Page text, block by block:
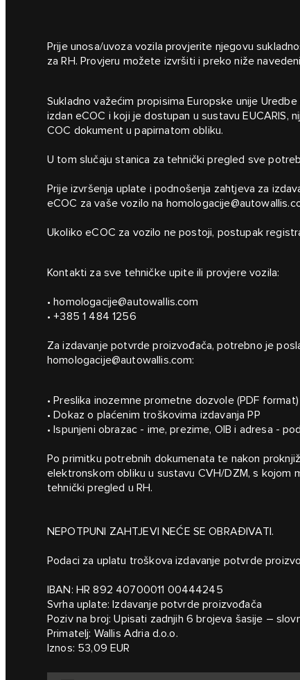
Prije unosa/uvoza vozila provjerite njegovu
za RH. Provjeru možete izvršiti i preko niže
Sukladno važećim propisima Europske unije
izdan eCOC i koji je dostupan u sustavu
COC dokument u papirnatom obliku.
U tom slučaju stanica za tehnički pregled sve
Prije izvršenja uplate i podnošenja zahtjeva za
eCOC za vaše vozilo na
Ukoliko eCOC za vozilo ne postoji, postupak
Kontakti za sve tehničke upite ili provjere vozila:
•homologacije@autowallis.com
•+385 1 484 1256
Za izdavanje potvrde proizvođača, potrebno je
homologacije@autowallis.com:
• Preslika inozemne prometne dozvole (PDF format)
• Dokaz o plaćenim troškovima izdavanja PP
• Ispunjeni obrazac - ime, prezime, OIB i adresa -
Po primitku potrebnih dokumenata te nakon
elektronskom obliku u sustavu CVH/DZM, s kojom
tehnički pregled u RH.
NEPOTPUNI ZAHTJEVI NEĆE SE OBRAĐIVATI.
Podaci za uplatu troškova izdavanje potvrde
IBAN: HR 892 40700011 00444245
Svrha uplate: Izdavanje potvrde proizvođača
Poziv na broj: Upisati zadnjih 6 brojeva šasije –
Primatelj: Wallis Adria d.o.o.
Iznos: 53,09 EUR